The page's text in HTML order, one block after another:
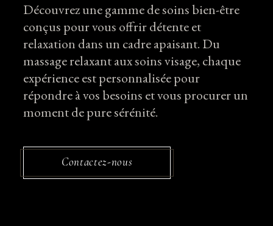
Découvrez une gamme de soins bien-être
conçus pour vous offrir détente et
relaxation dans un cadre apaisant. Du
massage relaxant aux soins visage, chaque
expérience est personnalisée pour
répondre à vos besoins et vous procurer un
moment de pure sérénité.
Contactez-nous